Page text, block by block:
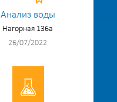
Анализ воды
Нагорная 136а
26/07/2022